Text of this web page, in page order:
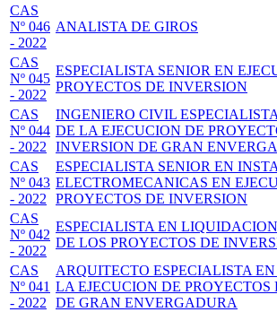
CAS
Nº 046
- 2022
ANALISTA DE GIROS
CAS
Nº 045
- 2022
ESPECIALISTA SENIOR EN
PROYECTOS DE INVERSION
CAS
Nº 044
- 2022
INGENIERO CIVIL
DE LA EJECUCION DE
INVERSION DE GRAN
CAS
Nº 043
- 2022
ESPECIALISTA SENIOR EN
ELECTROMECANICAS EN
PROYECTOS DE INVERSION
CAS
Nº 042
- 2022
ESPECIALISTA EN
DE LOS PROYECTOS DE
CAS
Nº 041
- 2022
ARQUITECTO ESPECIALISTA
LA EJECUCION DE PROYECTOS
DE GRAN ENVERGADURA